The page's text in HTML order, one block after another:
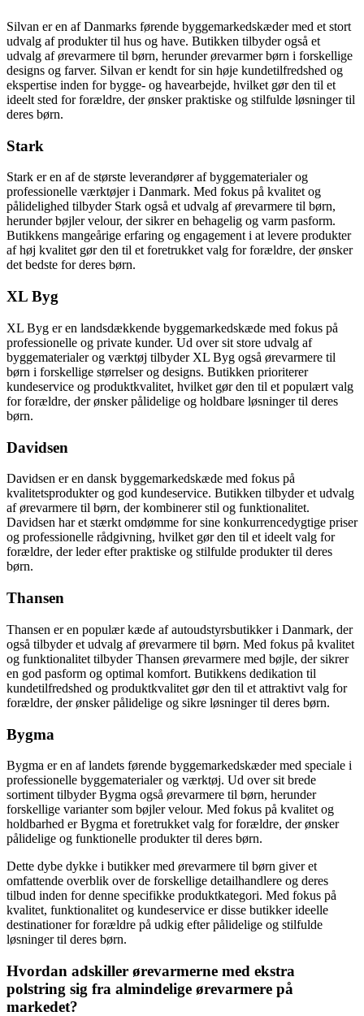
Silvan er en af Danmarks førende byggemarkedskæder med et stort
udvalg af produkter til hus og have. Butikken tilbyder også et
udvalg af ørevarmere til børn, herunder ørevarmer børn i forskellige
designs og farver. Silvan er kendt for sin høje kundetilfredshed og
ekspertise inden for bygge- og havearbejde, hvilket gør den til et
ideelt sted for forældre, der ønsker praktiske og stilfulde løsninger til
deres børn.
Stark
Stark er en af de største leverandører af byggematerialer og
professionelle værktøjer i Danmark. Med fokus på kvalitet og
pålidelighed tilbyder Stark også et udvalg af ørevarmere til børn,
herunder bøjler velour, der sikrer en behagelig og varm pasform.
Butikkens mangeårige erfaring og engagement i at levere produkter
af høj kvalitet gør den til et foretrukket valg for forældre, der ønsker
det bedste for deres børn.
XL Byg
XL Byg er en landsdækkende byggemarkedskæde med fokus på
professionelle og private kunder. Ud over sit store udvalg af
byggematerialer og værktøj tilbyder XL Byg også ørevarmere til
børn i forskellige størrelser og designs. Butikken prioriterer
kundeservice og produktkvalitet, hvilket gør den til et populært valg
for forældre, der ønsker pålidelige og holdbare løsninger til deres
børn.
Davidsen
Davidsen er en dansk byggemarkedskæde med fokus på
kvalitetsprodukter og god kundeservice. Butikken tilbyder et udvalg
af ørevarmere til børn, der kombinerer stil og funktionalitet.
Davidsen har et stærkt omdømme for sine konkurrencedygtige priser
og professionelle rådgivning, hvilket gør den til et ideelt valg for
forældre, der leder efter praktiske og stilfulde produkter til deres
børn.
Thansen
Thansen er en populær kæde af autoudstyrsbutikker i Danmark, der
også tilbyder et udvalg af ørevarmere til børn. Med fokus på kvalitet
og funktionalitet tilbyder Thansen ørevarmere med bøjle, der sikrer
en god pasform og optimal komfort. Butikkens dedikation til
kundetilfredshed og produktkvalitet gør den til et attraktivt valg for
forældre, der ønsker pålidelige og sikre løsninger til deres børn.
Bygma
Bygma er en af landets førende byggemarkedskæder med speciale i
professionelle byggematerialer og værktøj. Ud over sit brede
sortiment tilbyder Bygma også ørevarmere til børn, herunder
forskellige varianter som bøjler velour. Med fokus på kvalitet og
holdbarhed er Bygma et foretrukket valg for forældre, der ønsker
pålidelige og funktionelle produkter til deres børn.
Dette dybe dykke i butikker med ørevarmere til børn giver et
omfattende overblik over de forskellige detailhandlere og deres
tilbud inden for denne specifikke produktkategori. Med fokus på
kvalitet, funktionalitet og kundeservice er disse butikker ideelle
destinationer for forældre på udkig efter pålidelige og stilfulde
løsninger til deres børn.
Hvordan adskiller ørevarmerne med ekstra
polstring sig fra almindelige ørevarmere på
markedet?